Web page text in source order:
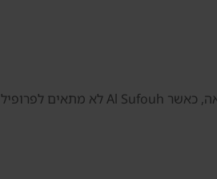
דנסיה צריכה לדעת להגיד לא כאשר המחיר גבוה מדי, כאשר היזם לא מתאים, כאשר הבניין חלש, כאשר דמי השירות פוגעים בתשואה, כאשר Al Sufouh לא מתאים לפרופיל